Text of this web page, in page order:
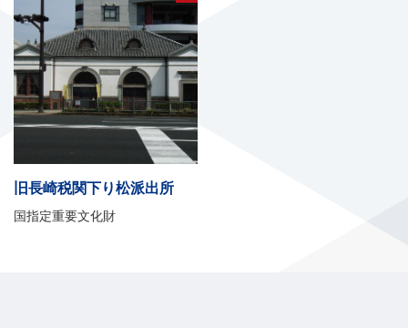
旧長崎税関下り松派出所
国指定重要文化財